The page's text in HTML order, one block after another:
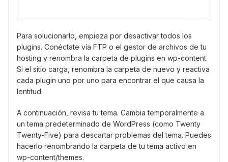
Para solucionarlo, empieza por desactivar todos los
plugins. Conéctate vía FTP o el gestor de archivos de tu
hosting y renombra la carpeta de plugins en wp-content.
Si el sitio carga, renombra la carpeta de nuevo y reactiva
cada plugin uno por uno para encontrar el que causa la
lentitud.
A continuación, revisa tu tema. Cambia temporalmente a
un tema predeterminado de WordPress (como Twenty
Twenty-Five) para descartar problemas del tema. Puedes
hacerlo renombrando la carpeta de tu tema activo en
wp-content/themes.